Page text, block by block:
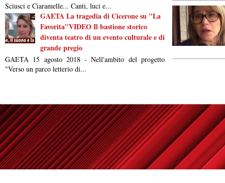
Sciusci e Ciaramelle... Canti, luci e...
GAETA La tragedia di Cicerone su "La
Favorita"VIDEO Il bastione storico
diventa teatro di un evento culturale e di
grande pregio
GAETA 15 agosto 2018 - Nell'ambito del progetto
"Verso un parco letterio di...